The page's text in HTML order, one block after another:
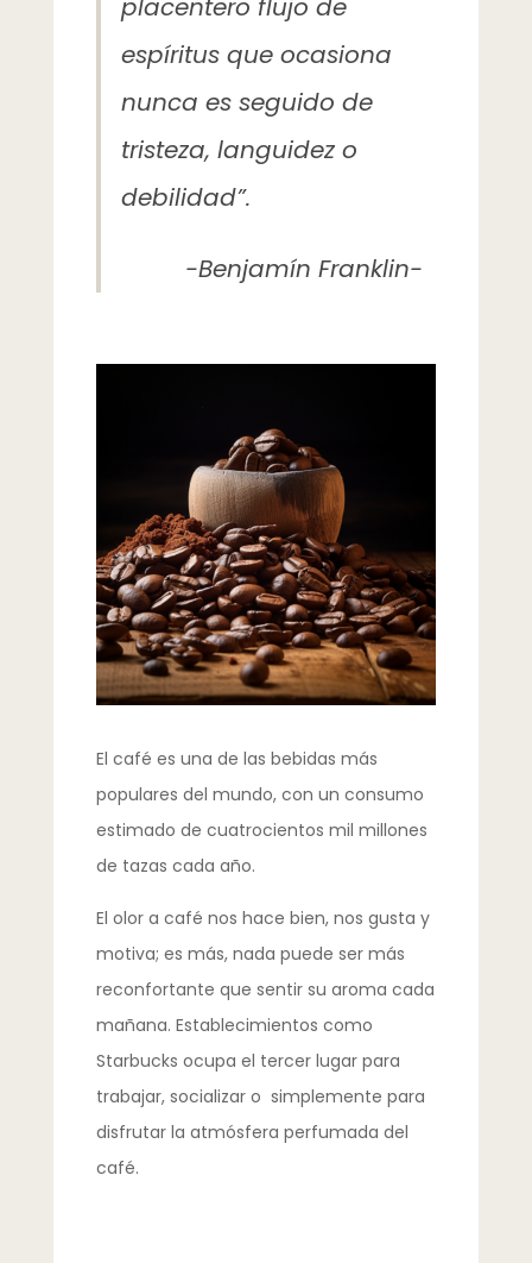
placentero flujo de
espíritus que ocasiona
nunca es seguido de
tristeza, languidez o
debilidad”.
-Benjamín Franklin-
El café es una de las bebidas más
populares del mundo, con un consumo
estimado de cuatrocientos mil millones
de tazas cada año.
El olor a café nos hace bien, nos gusta y
motiva; es más, nada puede ser más
reconfortante que sentir su aroma cada
mañana. Establecimientos como
Starbucks ocupa el tercer lugar para
trabajar, socializar o simplemente para
disfrutar la atmósfera perfumada del
café.